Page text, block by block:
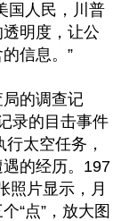
国人民，川普
明度，让公
信息。”
的调查记
录的目击事件
太空任务，
的经历。197
照片显示，月
“点”，放大图